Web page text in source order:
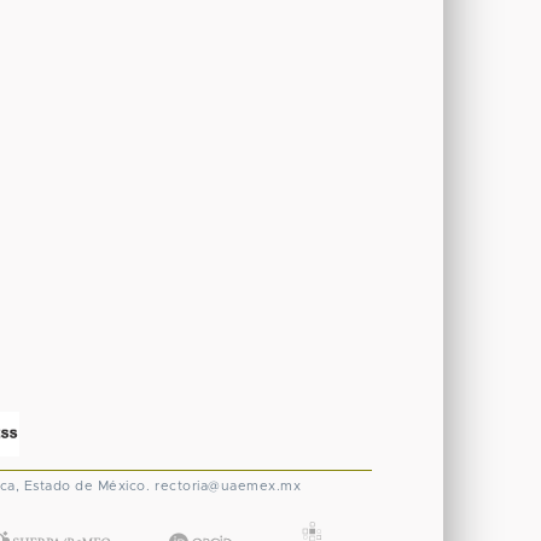
Estado de México. rectoria@uaemex.mx